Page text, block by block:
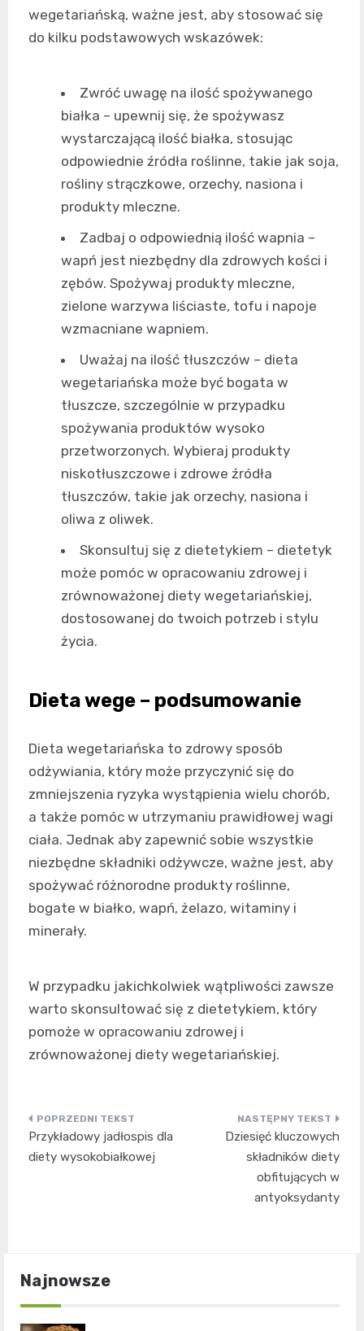
wegetariańską, ważne jest, aby stosować się
do kilku podstawowych wskazówek:
Zwróć uwagę na ilość spożywanego
białka – upewnij się, że spożywasz
wystarczającą ilość białka, stosując
odpowiednie źródła roślinne, takie jak soja,
rośliny strączkowe, orzechy, nasiona i
produkty mleczne.
Zadbaj o odpowiednią ilość wapnia –
wapń jest niezbędny dla zdrowych kości i
zębów. Spożywaj produkty mleczne,
zielone warzywa liściaste, tofu i napoje
wzmacniane wapniem.
Uważaj na ilość tłuszczów – dieta
wegetariańska może być bogata w
tłuszcze, szczególnie w przypadku
spożywania produktów wysoko
przetworzonych. Wybieraj produkty
niskotłuszczowe i zdrowe źródła
tłuszczów, takie jak orzechy, nasiona i
oliwa z oliwek.
Skonsultuj się z dietetykiem – dietetyk
może pomóc w opracowaniu zdrowej i
zrównoważonej diety wegetariańskiej,
dostosowanej do twoich potrzeb i stylu
życia.
Dieta wege – podsumowanie
Dieta wegetariańska to zdrowy sposób
odżywiania, który może przyczynić się do
zmniejszenia ryzyka wystąpienia wielu chorób,
a także pomóc w utrzymaniu prawidłowej wagi
ciała. Jednak aby zapewnić sobie wszystkie
niezbędne składniki odżywcze, ważne jest, aby
spożywać różnorodne produkty roślinne,
bogate w białko, wapń, żelazo, witaminy i
minerały.
W przypadku jakichkolwiek wątpliwości zawsze
warto skonsultować się z dietetykiem, który
pomoże w opracowaniu zdrowej i
zrównoważonej diety wegetariańskiej.
Nawigacja
wpisu
Przykładowy jadłospis dla
diety wysokobiałkowej
Dziesięć kluczowych
składników diety
obfitujących w
antyoksydanty
Najnowsze